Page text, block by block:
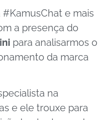
e mais
a presença do
para analisarmos o
da marca
na
e ele trouxe para